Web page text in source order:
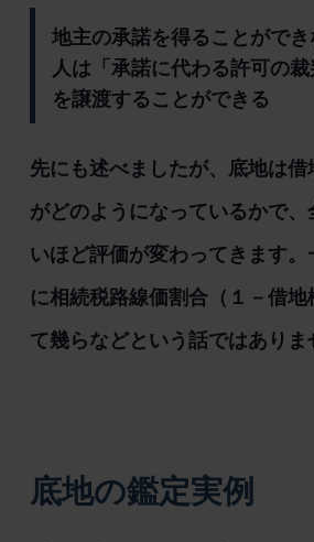
地主の承諾を得ることがで
人は「承諾に代わる許可の
を譲渡することができる
先にも述べましたが、底地は
がどのようになっているかで
いほど評価が変わってきます
に相続税路線価割合（１－借地
て幾らなどという話ではありま
底地の鑑定実例